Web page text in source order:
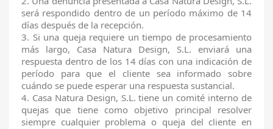
será respondido dentro de un período máximo de 14
días después de la recepción.
3. Si una queja requiere un tiempo de procesamiento
más largo, Casa Natura Design, S.L. enviará una
respuesta dentro de los 14 días con una indicación de
período para que el cliente sea informado sobre
cuándo se puede esperar una respuesta sustancial.
4. Casa Natura Design, S.L. tiene un comité interno de
quejas que tiene como objetivo principal resolver
siempre cualquier problema o queja del cliente en